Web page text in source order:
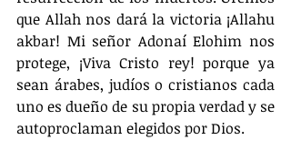
que Allah nos dará la victoria ¡Allahu
akbar! Mi señor Adonaí Elohim nos
protege, ¡Viva Cristo rey! porque ya
sean árabes, judíos o cristianos cada
uno es dueño de su propia verdad y se
autoproclaman elegidos por Dios.